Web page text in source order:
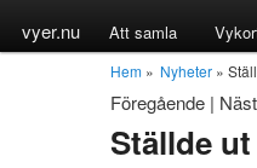
vyer.nu Att samla
Hem » Nyheter »
Föregående |
Ställde